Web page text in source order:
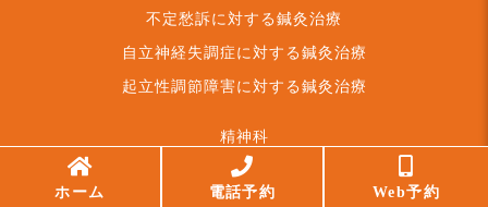
不定愁訴に対する鍼灸治療
自立神経失調症に対する鍼灸治療
起立性調節障害に対する鍼灸治療
精神科
不眠症に対する鍼灸治療
ホーム 電話予約 Web予約